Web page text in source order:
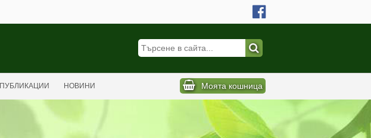
ПУБЛИКАЦИИ НОВИНИ Моята кошница